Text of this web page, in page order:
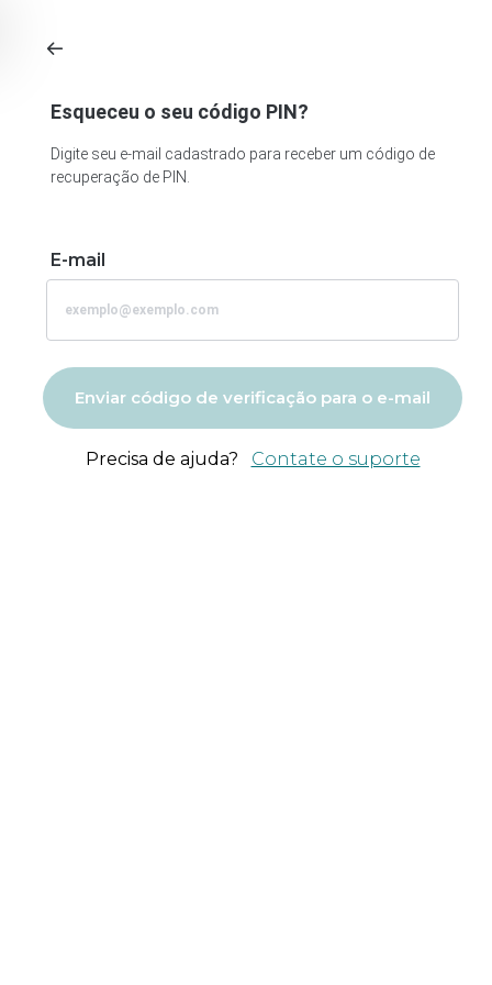
Esqueceu o seu código PIN?
Digite seu e-mail cadastrado para receber um código de
recuperação de PIN.
E-mail
Enviar código de verificação para o e-mail
Precisa de ajuda? Contate o suporte